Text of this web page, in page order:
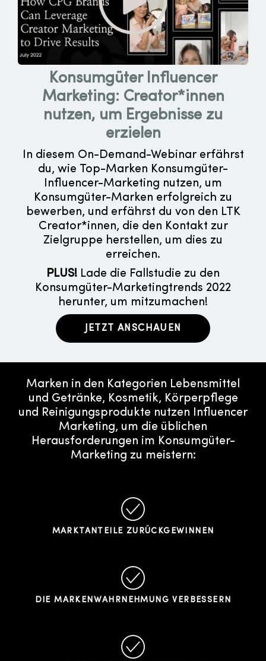
Konsumgüter Influencer
Marketing: Creator*innen
nutzen, um Ergebnisse zu
erzielen
In diesem On-Demand-Webinar erfährst
du, wie Top-Marken Konsumgüter-
Influencer-Marketing nutzen, um
Konsumgüter-Marken erfolgreich zu
bewerben, und erfährst du von den LTK
Creator*innen, die den Kontakt zur
Zielgruppe herstellen, um dies zu
erreichen.
PLUS! Lade die Fallstudie zu den
Konsumgüter-Marketingtrends 2022
herunter, um mitzumachen!
JETZT ANSCHAUEN
Marken in den Kategorien Lebensmittel
und Getränke, Kosmetik, Körperpflege
und Reinigungsprodukte nutzen Influencer
Marketing, um die üblichen
Herausforderungen im Konsumgüter-
Marketing zu meistern:
MARKTANTEILE ZURÜCKGEWINNEN
DIE MARKENWAHRNEHMUNG VERBESSERN